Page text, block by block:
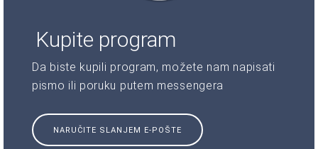
Kupite program
Da biste kupili program, možete nam napisati
pismo ili poruku putem messengera
NARUČITE SLANJEM E-POŠTE